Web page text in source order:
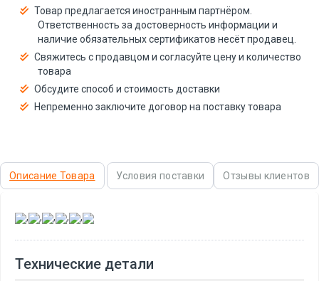
Товар предлагается иностранным партнёром.
Ответственность за достоверность информации и
наличие обязательных сертификатов несёт продавец.
Свяжитесь с продавцом и согласуйте цену и количество
товара
Обсудите способ и стоимость доставки
Непременно заключите договор на поставку товара
Описание Товара Условия поставки Отзывы клиентов
, , , , ,
Технические детали